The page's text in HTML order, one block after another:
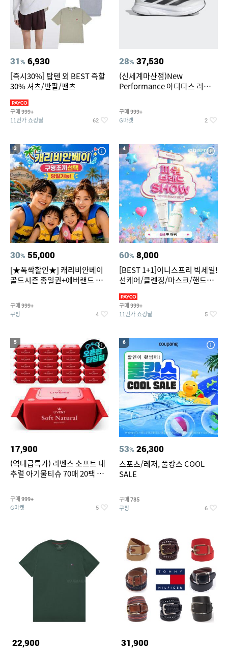
31% 6,930
[즉시30%] 탑텐 외 BEST 즉할
30% 셔츠/반팔/팬츠
구매 999+
11번가 쇼킹딜 62
28% 37,530
(신세계마산점)New
Performance 아디다스 러닝화
구매 999+
G마켓 2
3
30% 55,000
[★폭싹할인★] 캐리비안베이
골드시즌 종일권+에버랜드 오
구매 999+
쿠팡 4
4
60% 8,000
[BEST 1+1]이니스프리 빅세일!
선케어/클렌징/마스크/핸드크
구매 999+
11번가 쇼킹딜 5
5
17,900
(역대급특가) 리벤스 소프트 내
추럴 아기물티슈 70매 20팩 캡
구매 999+
G마켓 5
6
53% 26,300
스포츠/레저, 풀캉스 COOL
SALE
구매 785
쿠팡 6
22,900 31,900